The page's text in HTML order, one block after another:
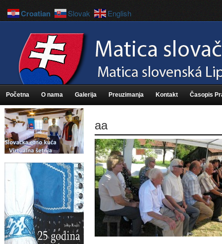
Početna O nama Galerija Preuzimanja Kontakt Časopis
aa
Croatian Slovak English